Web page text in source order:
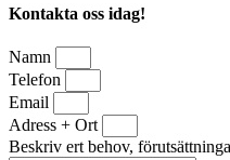
Kontakta oss idag!
Namn
Telefon
Email
Adress + Ort
Beskriv ert behov,